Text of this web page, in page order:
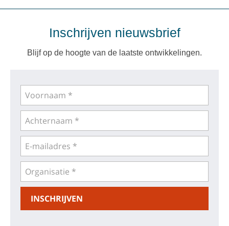
Inschrijven nieuwsbrief
Blijf op de hoogte van de laatste ontwikkelingen.